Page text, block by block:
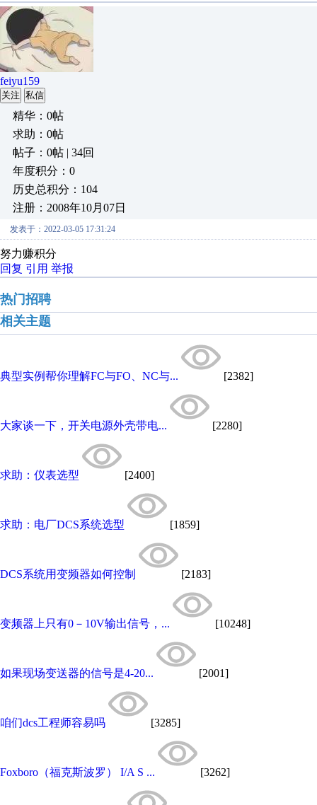
feiyu159
关注 私信
精华：0帖
求助：0帖
帖子：0帖 | 34回
年度积分：0
历史总积分：104
注册：2008年10月07日
发表于：2022-03-05 17:31:24
努力赚积分
回复 引用 举报
热门招聘
相关主题
典型实例帮你理解FC与FO、NC与... [2382]
大家谈一下，开关电源外壳带电... [2280]
求助：仪表选型 [2400]
求助：电厂DCS系统选型 [1859]
DCS系统用变频器如何控制 [2183]
变频器上只有0－10V输出信号，... [10248]
如果现场变送器的信号是4-20... [2001]
咱们dcs工程师容易吗 [3285]
Foxboro（福克斯波罗） I/A S ... [3262]